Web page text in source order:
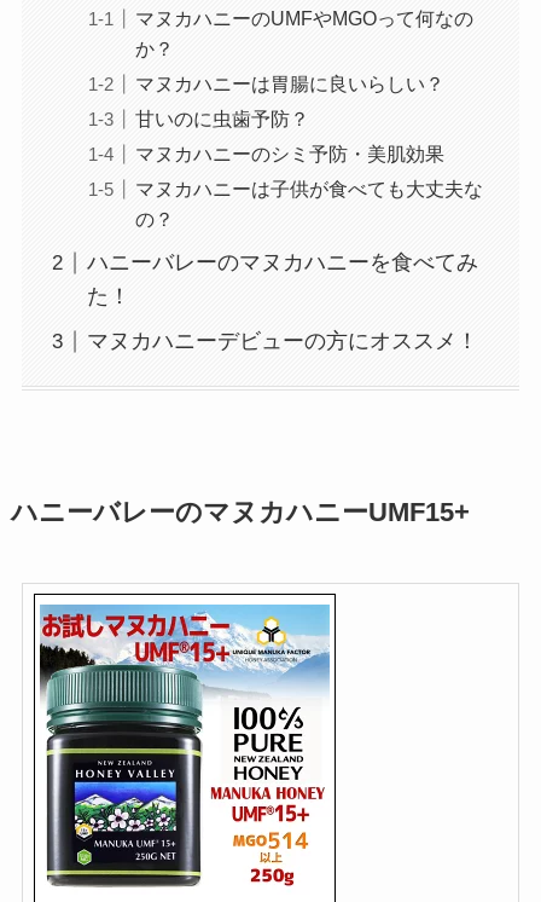
マヌカハニーのUMFやMGOって何なの
か？
マヌカハニーは胃腸に良いらしい？
甘いのに虫歯予防？
マヌカハニーのシミ予防・美肌効果
マヌカハニーは子供が食べても大丈夫な
の？
ハニーバレーのマヌカハニーを食べてみ
た！
マヌカハニーデビューの方にオススメ！
ハニーバレーのマヌカハニーUMF15+